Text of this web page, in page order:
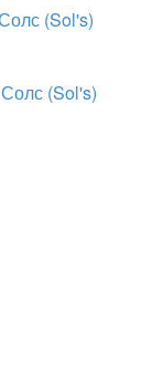
(Sol's)
(Sol's)